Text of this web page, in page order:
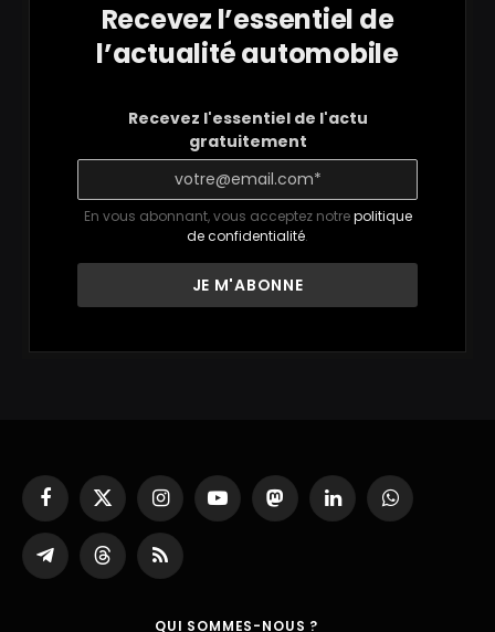
Recevez l’essentiel de
l’actualité automobile
Recevez l'essentiel de l'actu
gratuitement
En vous abonnant, vous acceptez notrepolitique
de confidentialité.
Facebook
X
(Twitter)
InstagramYouTubeMastodonLinkedInWhatsApp
Partager
sur
ThreadsRSS
QUI SOMMES-NOUS ?